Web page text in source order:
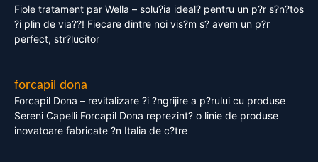
Fiole tratament par Wella – solu?ia ideal? pentru un p?r s?n?tos
?i plin de via??! Fiecare dintre noi vis?m s? avem un p?r
perfect, str?lucitor
forcapil dona
Forcapil Dona – revitalizare ?i ?ngrijire a p?rului cu produse
Sereni Capelli Forcapil Dona reprezint? o linie de produse
inovatoare fabricate ?n Italia de c?tre